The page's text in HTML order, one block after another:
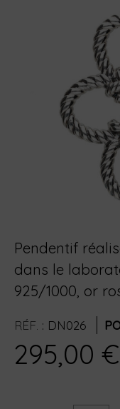
Pendentif
dans le
925/1000, or
RÉF. : DN026
295,00